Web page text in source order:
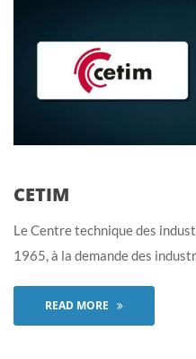
CETIM
Le Centre technique des
1965, à la demande des
READ MORE